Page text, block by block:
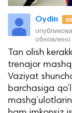
Oydin
обновлено
Tan olish
trenajor
Vaziyat
barchasiga